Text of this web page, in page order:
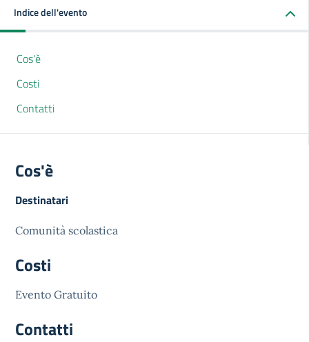
Indice dell'evento
Cos'è
Costi
Contatti
Cos'è
Destinatari
Comunità scolastica
Costi
Evento Gratuito
Contatti